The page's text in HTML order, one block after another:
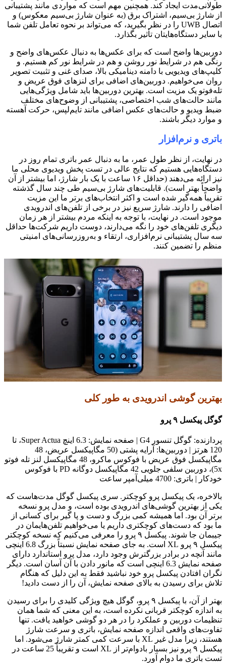
طولانی‌مدت ایجاد کند. همچنین مهم است که مواردی مانند پشتیبانی
از شارژ بی‌سیم، اشتراک برق (به عنوان شارژ بی‌سیم معکوس) و
اتصال UWB را در نظر بگیرید، که می‌تواند بر نحوه تعامل تلفن شما
با سایر دستگاه‌هایتان تأثیر بگذارد.
دوربین‌ها واضح است که برای عکس‌ها به دنبال عکس‌های واضح و
رنگی هم در شرایط نور روشن و هم در شرایط نور کم هستیم. و
کلیپ‌های ویدیویی با دامنه دینامیکی بالا، صدای غنی و تثبیت تصویر
روان می‌خواهیم. دوربین‌های اضافی برای لنزهای فوق عریض و
تله‌فوتو یک مزیت است. بهترین دوربین‌ها باید شامل ویژگی‌هایی
مانند حالت‌های شب اختصاصی، پشتیبانی از وضوح‌های مختلف
ضبط ویدیو و حالت‌های عکس اضافی مانند تایم‌لپس، حرکت آهسته
و موارد دیگر باشند.
باتری و نرم‌افزار
در نهایت، از نظر طول عمر، ما به دنبال عمر باتری تمام روز در
دستگاه‌هایی هستیم که نتایج عالی در تست پخش ویدیوی محلی ما
نیز ارائه می‌دهند (حداقل ۱۶ ساعت با یک بار شارژ، اما بیشتر از آن
واضحاً بهتر است). قابلیت‌های شارژ بی‌سیم طی چند سال گذشته
تقریباً همه‌گیر شده است و اکثر انتخاب‌های برتر ما این مزیت
اضافی را دارند. شارژ سریع نیز در برخی از تلفن‌های اندرویدی
موجود است. در نهایت، با توجه به اینکه مردم بیشتر از هر زمان
دیگری تلفن‌های خود را نگه می‌دارند، دوست داریم شرکت‌ها حداقل
سه سال پشتیبانی نرم‌افزاری، ارتقاء و به‌روزرسانی‌های امنیتی
منظم را تضمین کنند.
بهترین گوشی اندرویدی به طور کلی
گوگل پیکسل ۹ پرو
پردازنده: گوگل تنسور G4 | صفحه نمایش: 6.3 اینچ Super Actua، تا
120 هرتز | دوربین‌ها: آرایه پشتی (50 مگاپیکسل عریض، 48
مگاپیکسل فوق عریض با فوکوس ماکرو، 48 مگاپیکسل لنز تله فوتو
5x)، دوربین سلفی جلویی 42 مگاپیکسل دوگانه PD با فوکوس
خودکار | باتری: 4700 میلی‌آمپر ساعت
بالاخره، یک پیکسل پرو کوچکتر. سری پیکسل گوگل مدت‌هاست که
یکی از بهترین گوشی‌های اندرویدی بوده است، و مدل پرو نسخه
برتر آن بود. اما همیشه کمی بزرگ و دست و پا گیر برای کسانی از
ما بود که دست‌های کوچکتری داریم یا می‌خواهیم تلفن‌هایمان در
جیبمان جا شوند. پیکسل ۹ پرو را معرفی می‌کنیم که نسخه کوچکتر
پیکسل ۹ پرو XL است. به جای صفحه نمایش نسبتاً بزرگ 6.8 اینچی
مانند آنچه در برادر بزرگترش وجود دارد، مدل پرو استاندارد دارای
صفحه نمایش 6.3 اینچی است که مانور دادن با آن آسان است. دیگر
نگران افتادن پیکسل پرو خود نباشید فقط به این دلیل که هنگام
تلاش برای رسیدن به بالای صفحه نمایش، آن را از دست دادید!
بهتر از آن، با پیکسل ۹ پرو، گوگل هیچ ویژگی کلیدی را برای رسیدن
به اندازه کوچکتر قربانی نکرده است، به این معنی که شما همان
تنظیمات دوربین و عملکرد را در هر دو گوشی خواهید یافت. تنها
تفاوت‌های واقعی اندازه صفحه نمایش، باتری و سرعت شارژ
هستند، زیرا مدل غیر XL با سرعت کمی کمتر شارژ می‌شود. اما
پیکسل ۹ پرو نیز بسیار بادوام‌تر از XL است و تقریباً 25 ساعت در
تست باتری ما دوام آورد.